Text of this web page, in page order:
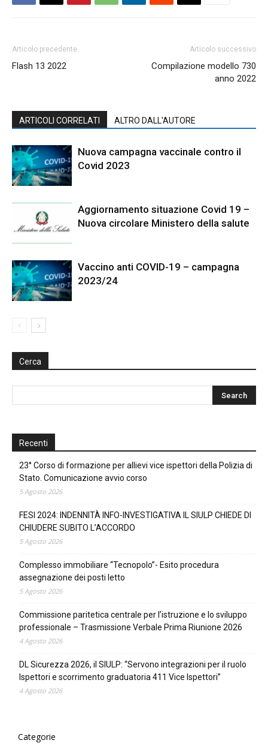
Articolo precedente
Flash 13 2022
Articolo successivo
Compilazione modello 730
anno 2022
ARTICOLI CORRELATI ALTRO DALL'AUTORE
Nuova campagna vaccinale contro il
Covid 2023
Aggiornamento situazione Covid 19 –
Nuova circolare Ministero della salute
Vaccino anti COVID-19 – campagna
2023/24
Cerca
Recenti
23° Corso di formazione per allievi vice ispettori della Polizia di
Stato. Comunicazione avvio corso
5 Agosto 2026
FESI 2024: INDENNITÀ INFO-INVESTIGATIVA IL SIULP CHIEDE DI
CHIUDERE SUBITO L’ACCORDO
5 Agosto 2026
Complesso immobiliare “Tecnopolo”- Esito procedura
assegnazione dei posti letto
5 Agosto 2026
Commissione paritetica centrale per l’istruzione e lo sviluppo
professionale – Trasmissione Verbale Prima Riunione 2026
4 Agosto 2026
DL Sicurezza 2026, il SIULP: “Servono integrazioni per il ruolo
Ispettori e scorrimento graduatoria 411 Vice Ispettori”
4 Agosto 2026
Categorie